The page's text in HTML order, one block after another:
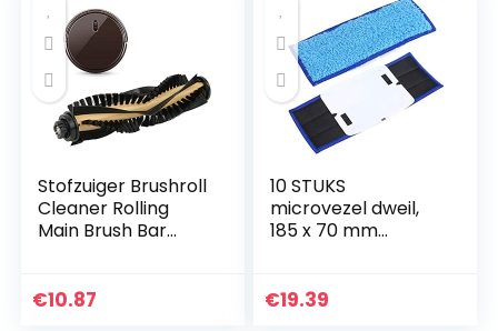
Stofzuiger Brushroll
Cleaner Rolling
Main Brush Bar
Onderdelen voor
€10.87
10 STUKS
microvezel dweil,
185 x 70 mm
droge dweilpads
€19.39